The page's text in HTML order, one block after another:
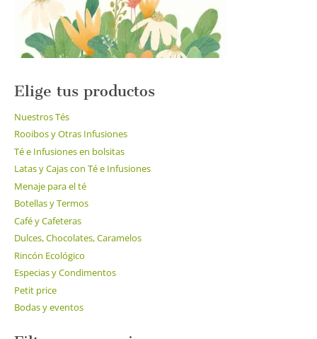
página
de
producto
Elige tus productos
Nuestros Tés
Rooibos y Otras Infusiones
Té e Infusiones en bolsitas
Latas y Cajas con Té e Infusiones
Menaje para el té
Botellas y Termos
Café y Cafeteras
Dulces, Chocolates, Caramelos
Rincón Ecológico
Especias y Condimentos
Petit price
Bodas y eventos